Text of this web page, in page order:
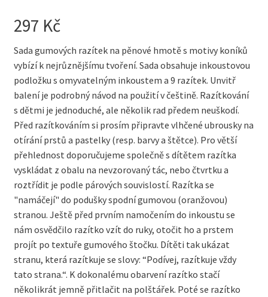
297 Kč
Sada gumových razítek na pěnové hmotě s motivy koníků
vybízí k nejrůznějšímu tvoření. Sada obsahuje inkoustovou
podložku s omyvatelným inkoustem a 9 razítek. Unvitř
balení je podrobný návod na použití v češtině. Razítkování
s dětmi je jednoduché, ale několik rad předem neuškodí.
Před razítkováním si prosím připravte vlhčené ubrousky na
otírání prstů a pastelky (resp. barvy a štětce). Pro větší
přehlednost doporučujeme společně s dítětem razítka
vyskládat z obalu na nevzorovaný tác, nebo čtvrtku a
roztřídit je podle párových souvislostí. Razítka se
"namáčejí" do podušky spodní gumovou (oranžovou)
stranou. Ještě před prvním namočením do inkoustu se
nám osvědčilo razítko vzít do ruky, otočit ho a prstem
projít po textuře gumového štočku. Dítěti tak ukázat
stranu, která razítkuje se slovy: “Podívej, razítkuje vždy
tato strana.“. K dokonalému obarvení razítko stačí
několikrát jemně přitlačit na polštářek. Poté se razítko